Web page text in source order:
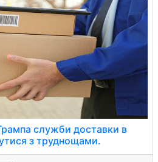
служби доставки в
з труднощами.